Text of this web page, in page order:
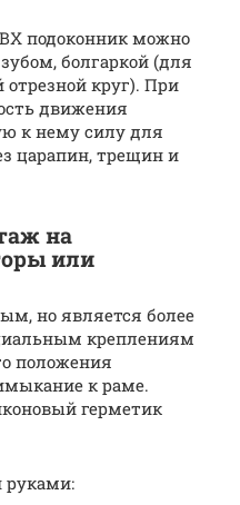
подоконник можно
болгаркой (для
круг). При
движения
к нему силу для
царапин, трещин и
на
или
но является более
креплениям
положения
к раме.
герметик